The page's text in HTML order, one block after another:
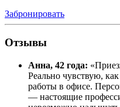
Забронировать
Отзывы
Анна, 42 года:
Реально чувствую,
работы в офисе.
— настоящие